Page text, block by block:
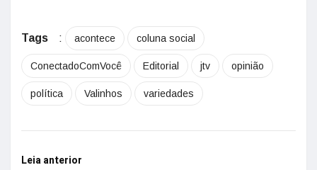
Tags : acontece coluna social
ConectadoComVocê Editorial jtv opinião
política Valinhos variedades
Leia anterior